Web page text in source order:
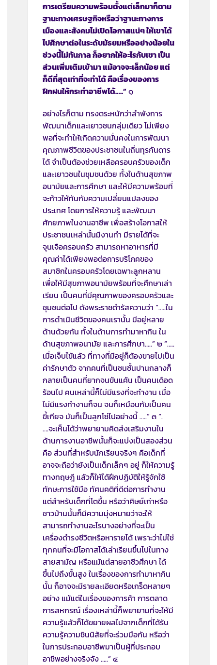
การเตรียมความพร้อมตั้งแต่เล็กมาก็ตาม
ฐานะทางเศรษฐกิจหรือว่าฐานะทางการ
เมืองและสังคมไม่เปิดโอกาสแน่ๆ ให้เขาได้
ไปศึกษาต่อในระดับมัธยมหรืออย่างน้อยใน
ช่วงนี้ไม่ทันกาล ก็อยากให้อะไรกับเขา เป็น
ส่วนเพิ่มเติมเข้ามา แม้อาจจะเล็กน้อย แต่
ก็ดีที่สุดเท่าที่จะทำได้ คือเรื่องของการ
ฝึกฝนให้กระทำอาชีพได้…..”๑
อย่างไรก็ตาม ทรงตระหนักว่าลำพังการ
พัฒนาเด็กและเยาวชนกลุ่มเดียว ไม่เพียง
พอที่จะทำให้เกิดความมั่นคงในการพัฒนา
คุณภาพชีวิตของประชาชนในถิ่นทุรกันดาร
ได้ จำเป็นต้องช่วยเหลือครอบครัวของเด็ก
และเยาวชนในชุมชนด้วย ทั้งในด้านสุขภาพ
อนามัยและการศึกษา และให้มีความพร้อมที่
จะก้าวให้ทันกับความเปลี่ยนแปลงของ
ประเทศ โดยการให้ความรู้ และพัฒนา
ศักยภาพในงานอาชีพ เพื่อสร้างโอกาสให้
ประชาชนเหล่านั้นมีงานทำ มีรายได้ที่จะ
จุนเจือครอบครัว สามารถหาอาหารที่มี
คุณค่าได้เพียงพอต่อการบริโภคของ
สมาชิกในครอบครัวโดยเฉพาะลูกหลาน
เพื่อให้มีสุขภาพอนามัยพร้อมที่จะศึกษาเล่า
เรียน เป็นคนที่มีคุณภาพของครอบครัวและ
ชุมชนต่อไป ดังพระราชดำรัสความว่า “…..ใน
การดำเนินชีวิตของคนเรานั้น มีอยู่หลาย
ด้านด้วยกัน ทั้งในด้านการทำมาหากิน ใน
ด้านสุขภาพอนามัย และการศึกษา…..” ๒ “…..
เมื่อเจ็บไข้แล้ว ที่ทางที่มีอยู่ก็ต้องขายไปเป็น
ค่ารักษาตัว จากคนที่เป็นชนชั้นปานกลางก็
กลายเป็นคนที่ยากจนข้นแค้น เป็นคนเดือด
ร้อนไป คนเหล่านี้ก็ไม่มีแรงที่จะทำงาน เมื่อ
ไม่มีแรงทำงานก็จน จนก็เหมือนกับเป็นคน
ขี้เกียจ มันก็เป็นลูกโซ่ไปอย่างนี้ …..” ๓ “.
….จะเห็นได้ว่าพยายามคิดส่งเสริมงานใน
ด้านการงานอาชีพนั้นก็จะแบ่งเป็นสองส่วน
คือ ส่วนที่สำหรับนักเรียนจริงๆ คือเด็กที่
อาจจะถือว่ายังเป็นเด็กเล็กๆ อยู่ ก็ให้ความรู้
ทางทฤษฎี แล้วก็ให้ได้ฝึกปฏิบัติให้รู้จักใช้
ทักษะการใช้มือ ทัศนคติที่ดีต่อการทำงาน
แต่สำหรับเด็กที่โตขึ้น หรือว่าศิษย์เก่าหรือ
ชาวบ้านนั้นก็มีความมุ่งหมายว่าจะให้
สามารถทำงานอะไรบางอย่างที่จะเป็น
เครื่องดำรงชีวิตหรือหารายได้ เพราะว่าไม่ใช่
ทุกคนที่จะมีโอกาสได้เล่าเรียนขึ้นไปในทาง
สายสามัญ หรือแม้แต่สายอาชีวศึกษา ได้
ขึ้นไปถึงขั้นสูง ในเรื่องของการทำมาหากิน
นั้น ก็อาจจะมีรายละเอียดหรือเกร็ดหลายๆ
อย่าง แม้แต่ในเรื่องของการค้า การตลาด
การสหกรณ์ เรื่องเหล่านี้ก็พยายามที่จะให้มี
ความรู้แล้วก็ได้ขยายผลไปจากเด็กที่ได้รับ
ความรู้ความชินนิสัยที่จะร่วมมือกัน หรือว่า
ในการประกอบอาชีพมาเป็นผู้ที่ประกอบ
อาชีพอย่างจริงจัง …..” ๔